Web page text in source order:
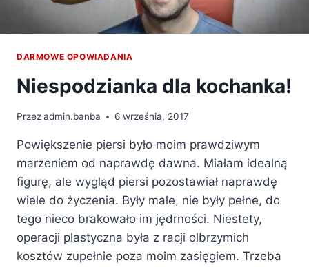
DARMOWE OPOWIADANIA
Niespodzianka dla kochanka!
Przezadmin.banba 6 września, 2017
Powiększenie piersi było moim prawdziwym
marzeniem od naprawdę dawna. Miałam idealną
figurę, ale wygląd piersi pozostawiał naprawdę
wiele do życzenia. Były małe, nie były pełne, do
tego nieco brakowało im jędrności. Niestety,
operacji plastyczna była z racji olbrzymich
kosztów zupełnie poza moim zasięgiem. Trzeba